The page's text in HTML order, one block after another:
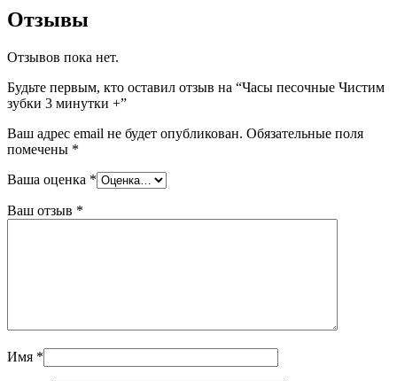
Отзывы
Отзывов пока нет.
Будьте первым, кто оставил отзыв на “Часы песочные Чистим
зубки 3 минутки +”
Ваш адрес email не будет опубликован. Обязательные поля
помечены *
Ваша оценка *
Ваш отзыв *
Имя *